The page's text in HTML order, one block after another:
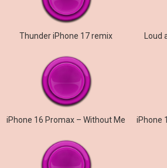
Thunder iPhone 17 remix
iPhone 16 Promax – Without Me iPhone